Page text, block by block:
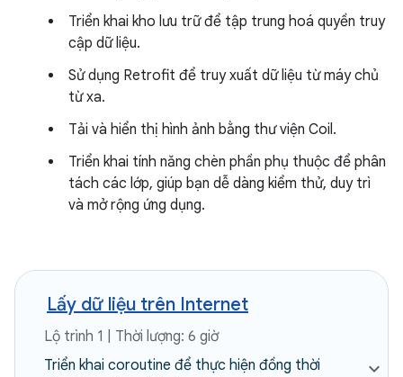
Triển khai kho lưu trữ để tập trung hoá quyền truy
cập dữ liệu.
Sử dụng Retrofit để truy xuất dữ liệu từ máy chủ
từ xa.
Tải và hiển thị hình ảnh bằng thư viện Coil.
Triển khai tính năng chèn phần phụ thuộc để phân
tách các lớp, giúp bạn dễ dàng kiểm thử, duy trì
và mở rộng ứng dụng.
Lấy dữ liệu trên Internet
Lộ trình 1 | Thời lượng: 6 giờ
Triển khai coroutine để thực hiện đồng thời